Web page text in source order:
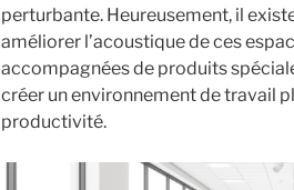
perturbante. Heureusement, il
améliorer l’acoustique de ces
accompagnées de produits
créer un environnement de travail
productivité.